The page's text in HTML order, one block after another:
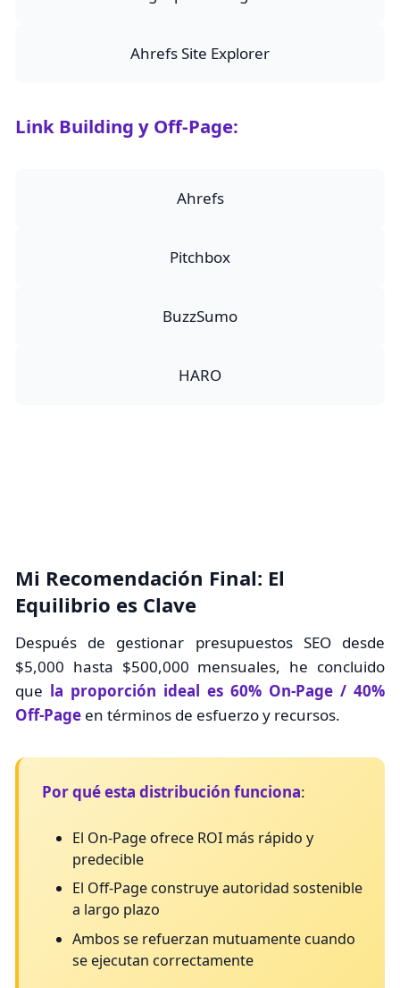
Ahrefs Site Explorer
Link Building y Off-Page:
Ahrefs
Pitchbox
BuzzSumo
HARO
Mi Recomendación Final: El
Equilibrio es Clave
Después de gestionar presupuestos SEO desde
$5,000 hasta $500,000 mensuales, he concluido
que la proporción ideal es 60% On-Page / 40%
Off-Page en términos de esfuerzo y recursos.
Por qué esta distribución funciona:
El On-Page ofrece ROI más rápido y
predecible
El Off-Page construye autoridad sostenible
a largo plazo
Ambos se refuerzan mutuamente cuando
se ejecutan correctamente